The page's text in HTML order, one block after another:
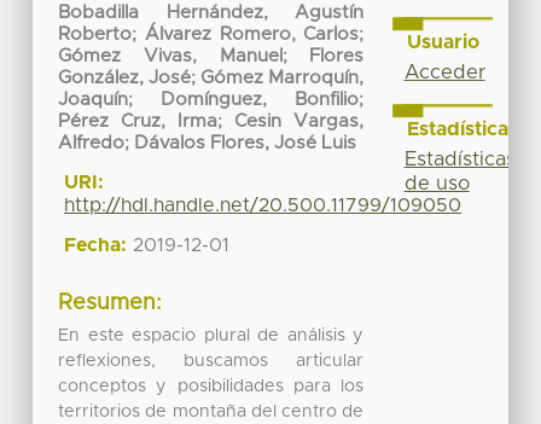
Bobadilla Hernández, Agustín
Roberto; Álvarez Romero, Carlos;
Gómez Vivas, Manuel ;
Flores
González, José; Gómez Marroquín,
Joaquín; Domínguez, Bonfilio;
Pérez Cruz, Irma; Cesin Vargas,
Alfredo; Dávalos Flores, José Luis
URI:
http://hdl.handle.net/20.500.11799/109050
Fecha: 2019-12-01
Resumen:
En este espacio plural de análisis y
reflexiones, buscamos articular
conceptos y posibilidades para los
territorios de montaña del centro de
Usuario
Acceder
Estadísticas
Estadísticas
de uso